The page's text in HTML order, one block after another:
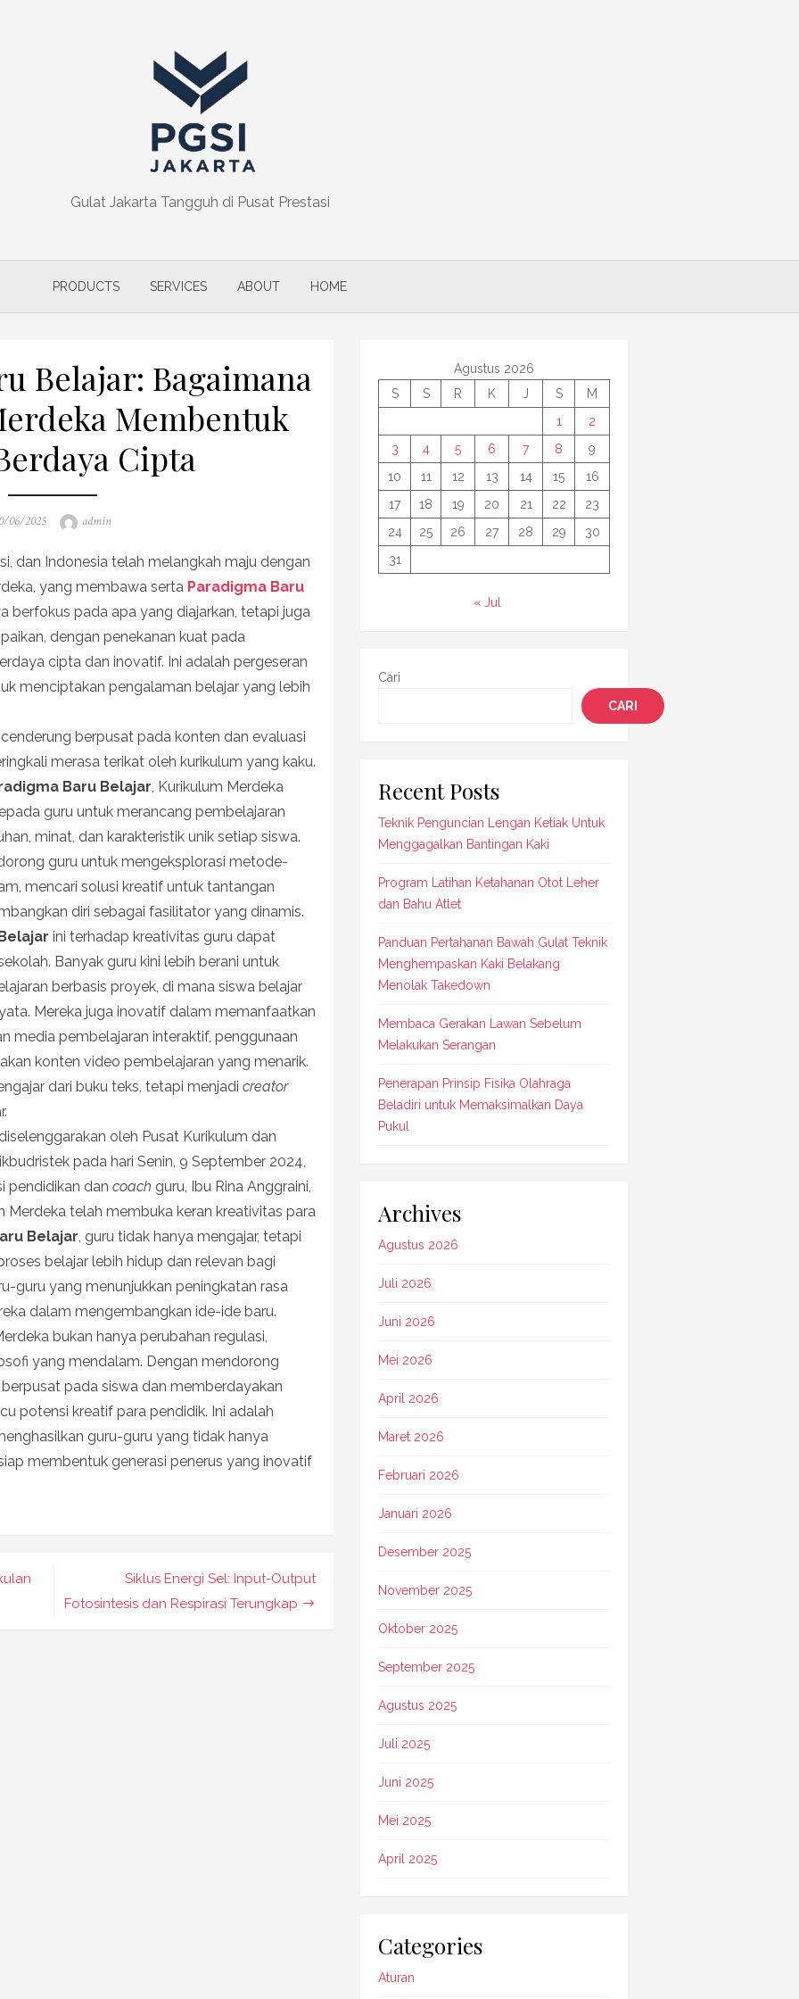
Gulat Jakarta Tangguh di Pusat Prestasi
PRODUCTS SERVICES ABOUT HOME
Belajar: Bagaimana
Membentuk
Cipta
06/2025 Author
admin
dan Indonesia telah melangkah maju dengan
yang membawa serta Paradigma Baru
berfokus pada apa yang diajarkan, tetapi juga
dengan penekanan kuat pada
cipta dan inovatif. Ini adalah pergeseran
menciptakan pengalaman belajar yang lebih
berpusat pada konten dan evaluasi
merasa terikat oleh kurikulum yang kaku.
Baru Belajar, Kurikulum Merdeka
guru untuk merancang pembelajaran
minat, dan karakteristik unik setiap siswa.
guru untuk mengeksplorasi metode-
mencari solusi kreatif untuk tantangan
diri sebagai fasilitator yang dinamis.
ini terhadap kreativitas guru dapat
Banyak guru kini lebih berani untuk
berbasis proyek, di mana siswa belajar
Mereka juga inovatif dalam memanfaatkan
media pembelajaran interaktif, penggunaan
konten video pembelajaran yang menarik.
dari buku teks, tetapi menjadi creator
oleh Pusat Kurikulum dan
pada hari Senin, 9 September 2024,
pendidikan dan coach guru, Ibu Rina Anggraini,
Merdeka telah membuka keran kreativitas para
Belajar, guru tidak hanya mengajar, tetapi
belajar lebih hidup dan relevan bagi
guru yang menunjukkan peningkatan rasa
dalam mengembangkan ide-ide baru.
bukan hanya perubahan regulasi,
yang mendalam. Dengan mendorong
pada siswa dan memberdayakan
potensi kreatif para pendidik. Ini adalah
guru-guru yang tidak hanya
membentuk generasi penerus yang inovatif
Siklus Energi Sel: Input-Output
Fotosintesis dan Respirasi Terungkap
Agustus 2026
S
S R K J S
M
1
2
3
4 5 6 7 8
9
10
11 12 13 14 15
16
17
18 19 20 21 22
23
24
25 26 27 28 29
30
31
« Jul
Cari
CARI
Recent Posts
Teknik Penguncian Lengan Ketiak Untuk
Menggagalkan Bantingan Kaki
Program Latihan Ketahanan Otot Leher
dan Bahu Atlet
Panduan Pertahanan Bawah Gulat Teknik
Menghempaskan Kaki Belakang
Menolak Takedown
Membaca Gerakan Lawan Sebelum
Melakukan Serangan
Penerapan Prinsip Fisika Olahraga
Beladiri untuk Memaksimalkan Daya
Pukul
Archives
Agustus 2026
Juli 2026
Juni 2026
Mei 2026
April 2026
Maret 2026
Februari 2026
Januari 2026
Desember 2025
November 2025
Oktober 2025
September 2025
Agustus 2025
Juli 2025
Juni 2025
Mei 2025
April 2025
Categories
Aturan